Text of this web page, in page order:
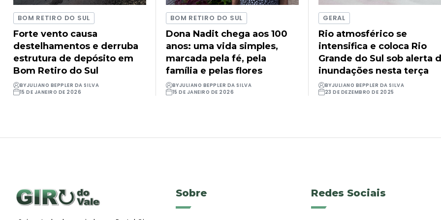
BOM RETIRO DO SUL
Forte vento causa
destelhamentos e derruba
estrutura de depósito em
Bom Retiro do Sul
BYJULIANO BEPPLER DA SILVA
15 DE JANEIRO DE 2026
BOM RETIRO DO SUL
Dona Nadit chega aos 100
anos: uma vida simples,
marcada pela fé, pela
família e pelas flores
BYJULIANO BEPPLER DA SILVA
15 DE JANEIRO DE 2026
GERAL
Rio atmosférico se
intensifica e coloca Rio
Grande do Sul sob alerta
inundações nesta terça
BYJULIANO BEPPLER DA SILVA
23 DE DEZEMBRO DE 2025
Sobre Redes Sociais